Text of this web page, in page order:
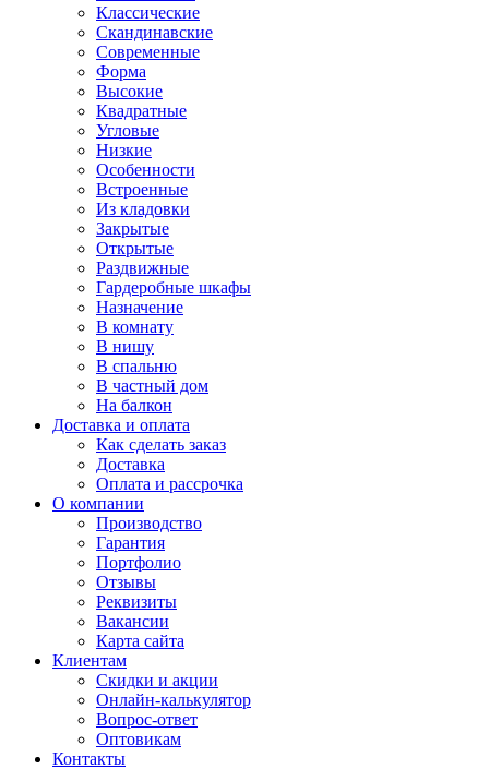
Классические
Скандинавские
Современные
Форма
Высокие
Квадратные
Угловые
Низкие
Особенности
Встроенные
Из кладовки
Закрытые
Открытые
Раздвижные
Гардеробные шкафы
Назначение
В комнату
В нишу
В спальню
В частный дом
На балкон
Доставка и оплата
Как сделать заказ
Доставка
Оплата и рассрочка
О компании
Производство
Гарантия
Портфолио
Отзывы
Реквизиты
Вакансии
Карта сайта
Клиентам
Скидки и акции
Онлайн-калькулятор
Вопрос-ответ
Оптовикам
Контакты